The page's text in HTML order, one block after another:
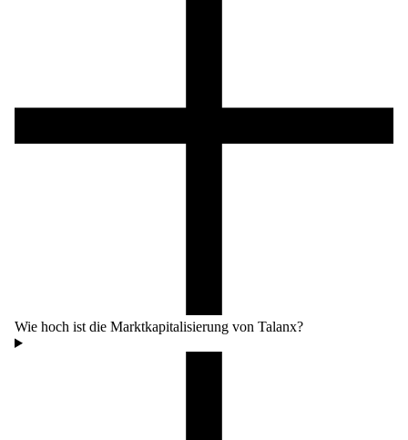
Wie hoch ist die Marktkapitalisierung von Talanx?